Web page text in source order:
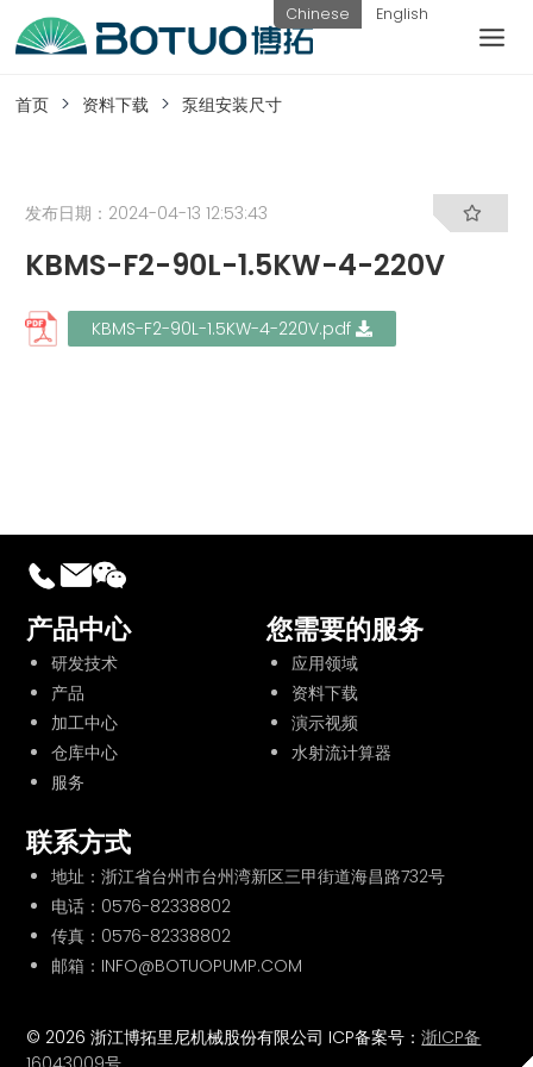
工作日热线
电话：
0576-
提交询
价
联系我
们
首页 资料下载 泵组安装尺寸
发布日期：2024-04-13 12:53:43
KBMS-F2-90L-1.5KW-4-220V
KBMS-F2-90L-1.5KW-4-220V.pdf
产品中心
研发技术
产品
加工中心
仓库中心
服务
您需要的服务
应用领域
资料下载
演示视频
水射流计算器
联系方式
地址：浙江省台州市台州湾新区三甲街道海昌路732号
电话： 0576-82338802
传真：0576-82338802
邮箱：INFO@BOTUOPUMP.COM
© 2026 浙江博拓里尼机械股份有限公司 ICP备案号：浙ICP备
Chinese English